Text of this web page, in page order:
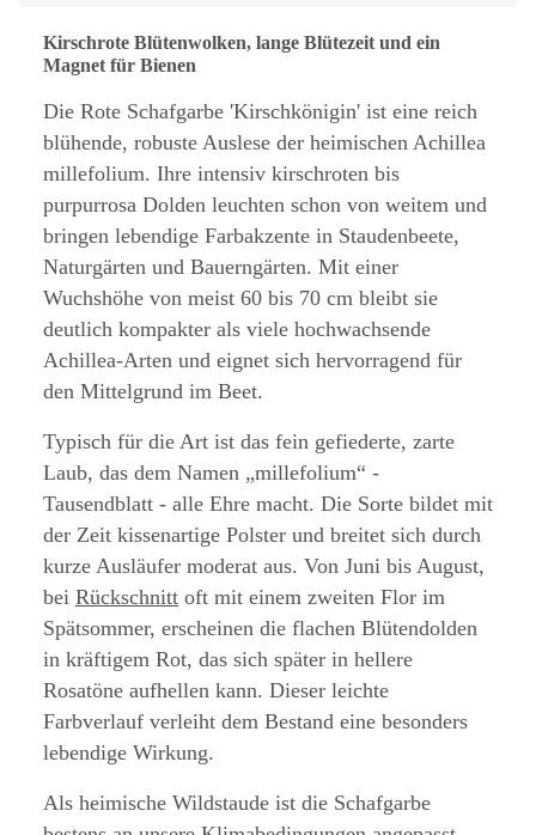
Kirschrote Blütenwolken, lange Blütezeit und ein
Magnet für Bienen
Die Rote Schafgarbe 'Kirschkönigin' ist eine reich
blühende, robuste Auslese der heimischen Achillea
millefolium. Ihre intensiv kirschroten bis
purpurrosa Dolden leuchten schon von weitem und
bringen lebendige Farbakzente in Staudenbeete,
Naturgärten und Bauerngärten. Mit einer
Wuchshöhe von meist 60 bis 70 cm bleibt sie
deutlich kompakter als viele hochwachsende
Achillea-Arten und eignet sich hervorragend für
den Mittelgrund im Beet.
Typisch für die Art ist das fein gefiederte, zarte
Laub, das dem Namen „millefolium“ -
Tausendblatt - alle Ehre macht. Die Sorte bildet mit
der Zeit kissenartige Polster und breitet sich durch
kurze Ausläufer moderat aus. Von Juni bis August,
bei Rückschnitt oft mit einem zweiten Flor im
Spätsommer, erscheinen die flachen Blütendolden
in kräftigem Rot, das sich später in hellere
Rosatöne aufhellen kann. Dieser leichte
Farbverlauf verleiht dem Bestand eine besonders
lebendige Wirkung.
Als heimische Wildstaude ist die Schafgarbe